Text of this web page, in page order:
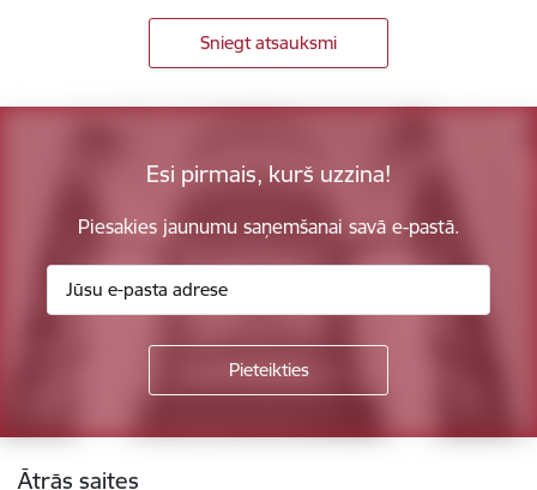
Sniegt atsauksmi
Esi pirmais, kurš uzzina!
Piesakies jaunumu saņemšanai savā e-pastā.
Kājene
Ātrās saites